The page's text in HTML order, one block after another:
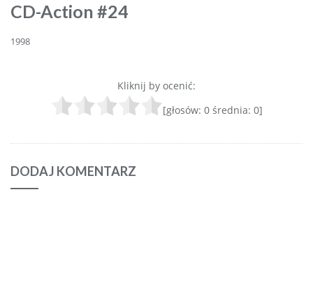
CD-Action #24
1998
Kliknij by ocenić:
[głosów: 0średnia: 0]
DODAJ KOMENTARZ